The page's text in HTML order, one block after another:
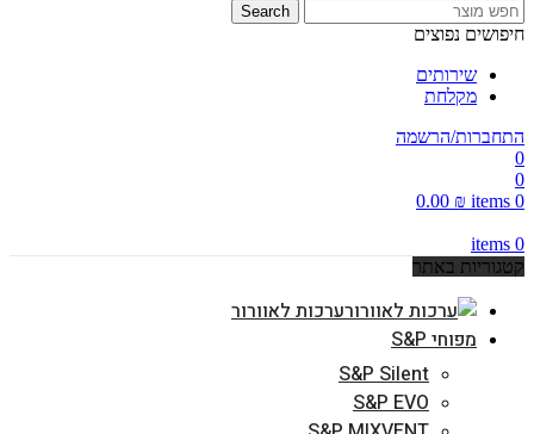
Search
חיפושים נפוצים
שירותים
מקלחת
התחברות/הרשמה
0
0
0
items
0.00 ₪
0
items
קטגוריות באתר
ערכות לאוורור
מפוחי S&P
S&P Silent
S&P EVO